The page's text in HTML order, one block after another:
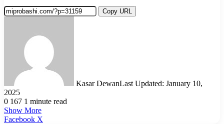
Copy URL
Kasar DewanLast Updated: January 10,
2025
0 167 1 minute read
Show More
Facebook X